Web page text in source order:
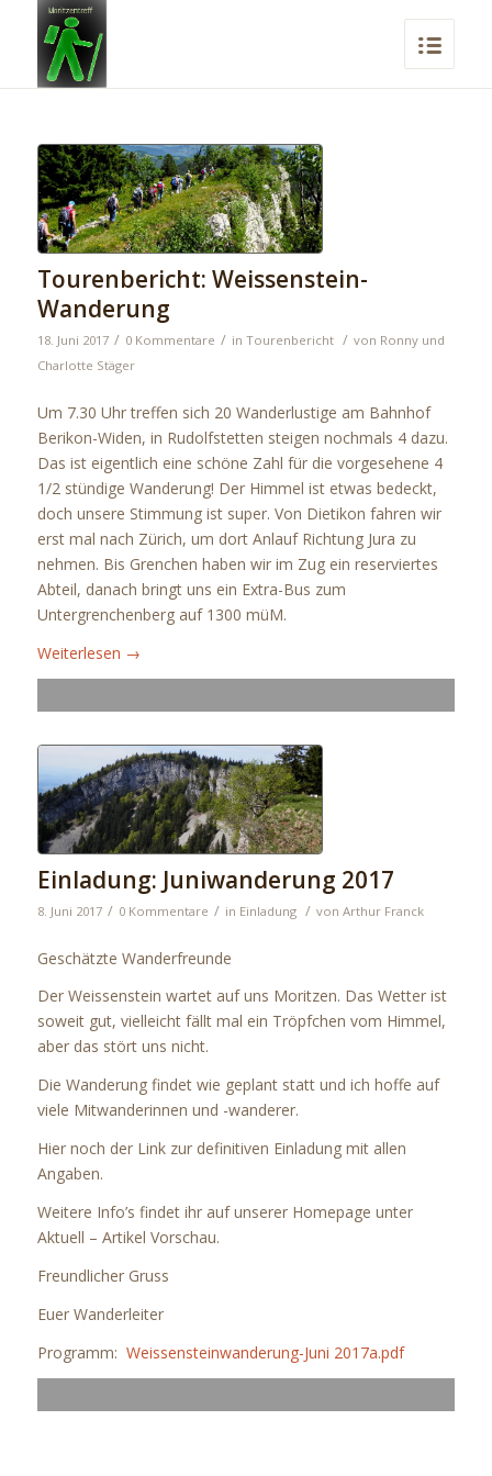
Tourenbericht: Weissenstein-
Wanderung
18. Juni 2017 / 0 Kommentare / in Tourenbericht / von Ronny und
Charlotte Stäger
Um 7.30 Uhr treffen sich 20 Wanderlustige am Bahnhof
Berikon-Widen, in Rudolfstetten steigen nochmals 4 dazu.
Das ist eigentlich eine schöne Zahl für die vorgesehene 4
1/2 stündige Wanderung! Der Himmel ist etwas bedeckt,
doch unsere Stimmung ist super. Von Dietikon fahren wir
erst mal nach Zürich, um dort Anlauf Richtung Jura zu
nehmen. Bis Grenchen haben wir im Zug ein reserviertes
Abteil, danach bringt uns ein Extra-Bus zum
Untergrenchenberg auf 1300 müM.
Weiterlesen →
Einladung: Juniwanderung 2017
8. Juni 2017 / 0 Kommentare / in Einladung / von Arthur Franck
Geschätzte Wanderfreunde
Der Weissenstein wartet auf uns Moritzen. Das Wetter ist
soweit gut, vielleicht fällt mal ein Tröpfchen vom Himmel,
aber das stört uns nicht.
Die Wanderung findet wie geplant statt und ich hoffe auf
viele Mitwanderinnen und -wanderer.
Hier noch der Link zur definitiven Einladung mit allen
Angaben.
Weitere Info’s findet ihr auf unserer Homepage unter
Aktuell – Artikel Vorschau.
Freundlicher Gruss
Euer Wanderleiter
Programm: Weissensteinwanderung-Juni 2017a.pdf